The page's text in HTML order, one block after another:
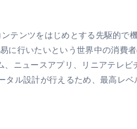
ンツをはじめとする先駆的で
行いたいという世界中の消費
ニュースアプリ、リニアテレビ
ル設計が行えるため、最高レ